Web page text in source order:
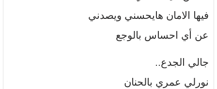
فيها الامان هايحسني ويصدني
عن أي احساس بالوجع
جالي الجدع..
نورلي عمري بالحنان